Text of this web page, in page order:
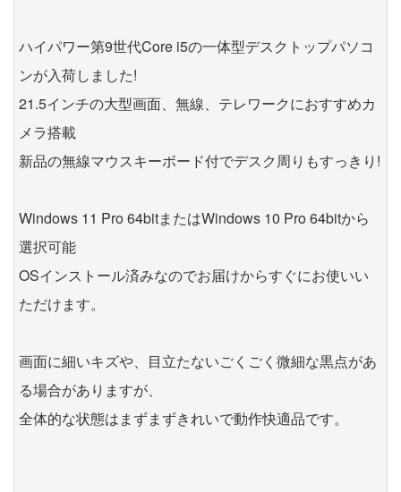
ハイパワー第9世代Core i5の一体型デスクトップパソコ
ンが入荷しました!
21.5インチの大型画面、無線、テレワークにおすすめカ
メラ搭載
新品の無線マウスキーボード付でデスク周りもすっきり!
Windows 11 Pro 64bitまたはWindows 10 Pro 64bitから
選択可能
OSインストール済みなのでお届けからすぐにお使いい
ただけます。
画面に細いキズや、目立たないごくごく微細な黒点があ
る場合がありますが、
全体的な状態はまずまずきれいで動作快適品です。